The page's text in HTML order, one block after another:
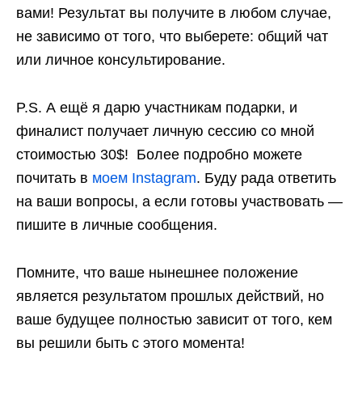
вами! Результат вы получите в любом случае,
не зависимо от того, что выберете: общий чат
или личное консультирование.
P.S. А ещё я дарю участникам подарки, и
финалист получает личную сессию со мной
стоимостью 30$! Более подробно можете
почитать в моем Instagram. Буду рада ответить
на ваши вопросы, а если готовы участвовать —
пишите в личные сообщения.
Помните, что ваше нынешнее положение
является результатом прошлых действий, но
ваше будущее полностью зависит от того, кем
вы решили быть с этого момента!